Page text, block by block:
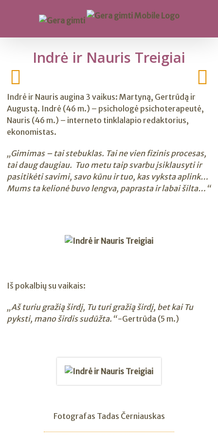
Indrė ir Nauris Treigiai
Indrė ir Nauris augina 3 vaikus: Martyną, Gertrūdą ir
Augustą. Indrė (46 m.) – psichologė psichoterapeutė,
Nauris (46 m.) – interneto tinklalapio redaktorius,
ekonomistas.
„Gimimas – tai stebuklas. Tai ne vien fizinis procesas,
tai daug daugiau. Tuo metu taip svarbu įsiklausyti ir
pasitikėti savimi, savo kūnu ir tuo, kas vyksta aplink…
Mums ta kelionė buvo lengva, paprasta ir labai šilta…“
Iš pokalbių su vaikais:
„Aš turiu gražią širdį, Tu turi gražią širdį, bet kai Tu
pyksti, mano širdis sudūžta.“-Gertrūda (5 m.)
Fotografas Tadas Černiauskas